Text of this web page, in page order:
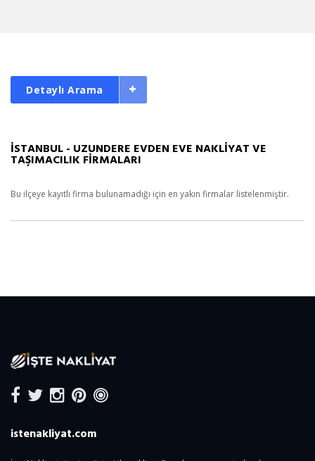
Detaylı Arama
İSTANBUL - UZUNDERE EVDEN EVE NAKLİYAT VE
TAŞIMACILIK FİRMALARI
Bu ilçeye kayıtlı firma bulunamadığı için en yakın firmalar listelenmiştir.
istenakliyat.com